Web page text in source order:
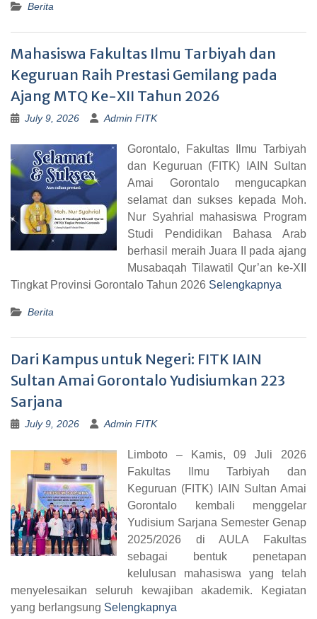
Berita
Mahasiswa Fakultas Ilmu Tarbiyah dan
Keguruan Raih Prestasi Gemilang pada
Ajang MTQ Ke-XII Tahun 2026
July 9, 2026 Admin FITK
Gorontalo, Fakultas Ilmu Tarbiyah
dan Keguruan (FITK) IAIN Sultan
Amai Gorontalo mengucapkan
selamat dan sukses kepada Moh.
Nur Syahrial mahasiswa Program
Studi Pendidikan Bahasa Arab
berhasil meraih Juara II pada ajang
Musabaqah Tilawatil Qur’an ke-XII
Tingkat Provinsi Gorontalo Tahun 2026 Selengkapnya
Berita
Dari Kampus untuk Negeri: FITK IAIN
Sultan Amai Gorontalo Yudisiumkan 223
Sarjana
July 9, 2026 Admin FITK
Limboto – Kamis, 09 Juli 2026
Fakultas Ilmu Tarbiyah dan
Keguruan (FITK) IAIN Sultan Amai
Gorontalo kembali menggelar
Yudisium Sarjana Semester Genap
2025/2026 di AULA Fakultas
sebagai bentuk penetapan
kelulusan mahasiswa yang telah
menyelesaikan seluruh kewajiban akademik. Kegiatan
yang berlangsung Selengkapnya